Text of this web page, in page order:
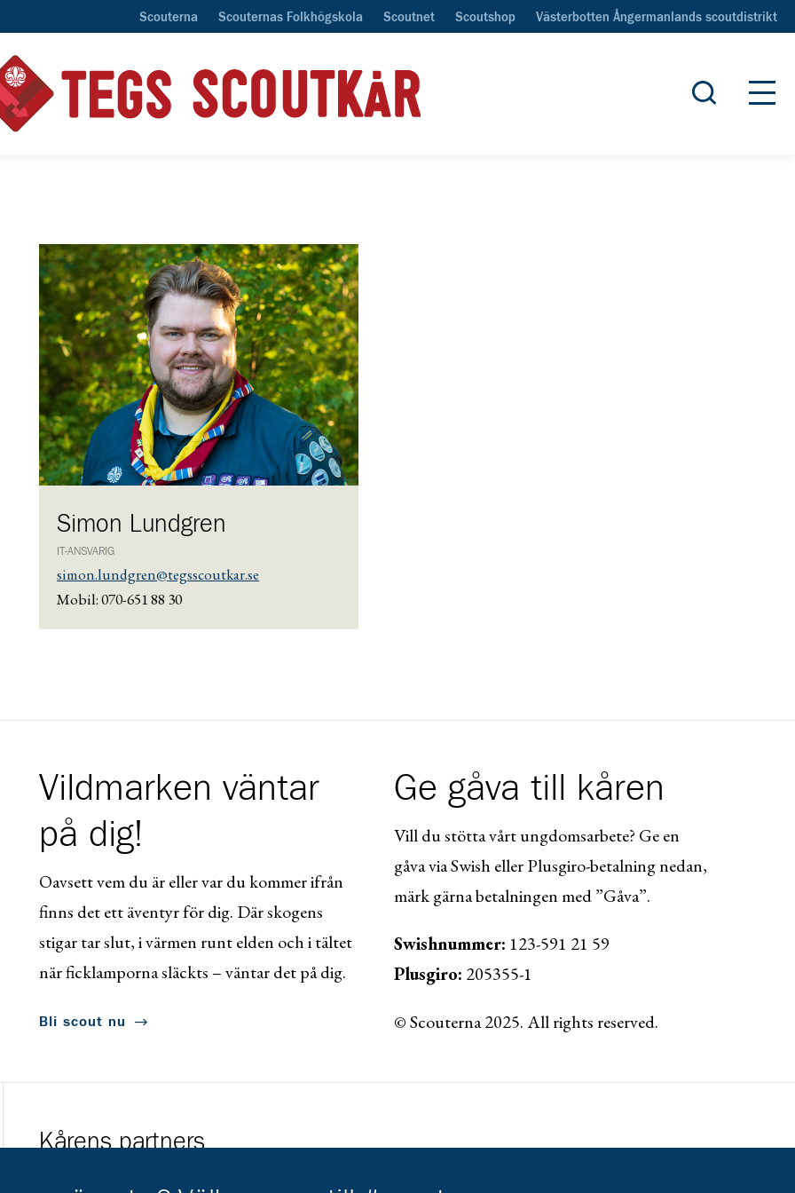
Scouterna Scouternas Folkhögskola Scoutnet Scoutshop Västerbotten Ångermanlands scoutdistrikt
Öppna
Simon Lundgren
IT-ANSVARIG
simon.lundgren@tegsscoutkar.se
Mobil: 070-651 88 30
Vildmarken väntar
på dig!
Oavsett vem du är eller var du kommer ifrån
finns det ett äventyr för dig. Där skogens
stigar tar slut, i värmen runt elden och i tältet
när ficklamporna släckts – väntar det på dig.
Bli scout nu
Ge gåva till kåren
Vill du stötta vårt ungdomsarbete? Ge en
gåva via Swish eller Plusgiro-betalning nedan,
märk gärna betalningen med ”Gåva”.
Swishnummer: 123-591 21 59
Plusgiro: 205355-1
© Scouterna 2025. All rights reserved.
Kårens partners
Gå till https://www.mera.se/ Gå till https://www.lansforsakringar.se/vasterbotten/privat/